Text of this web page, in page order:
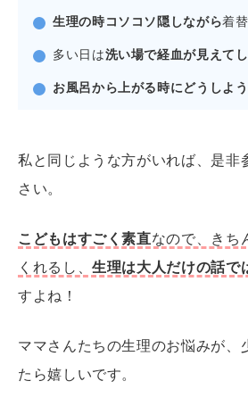
生理の時コソコソ隠しながら着
多い日は洗い場で経血が見えてし
お風呂から上がる時にどうしよう
私と同じような方がいれば、是非
さい。
こどもはすごく素直なので、きち
くれるし、生理は大人だけの話で
すよね！
ママさんたちの生理のお悩みが、
たら嬉しいです。